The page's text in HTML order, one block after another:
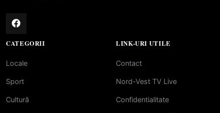
CATEGORII
Locale
Sport
Cultură
LINK-URI UTILE
Contact
Nord-Vest TV Live
Confidentialitate